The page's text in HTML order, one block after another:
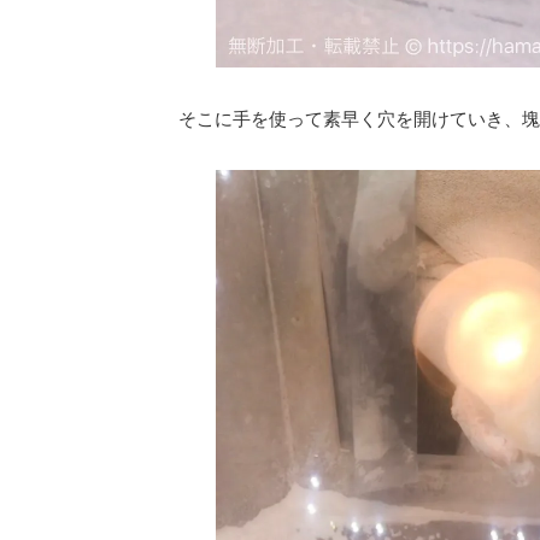
そこに手を使って素早く穴を開けていき、